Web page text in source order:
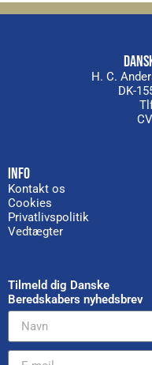
H. C.
DK-
INFO
Kontakt os
Cookies
Privatlivspolitik
Vedtægter
Tilmeld dig Danske
Beredskabers nyhedsbrev